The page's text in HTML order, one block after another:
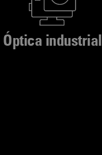
Óptica industrial